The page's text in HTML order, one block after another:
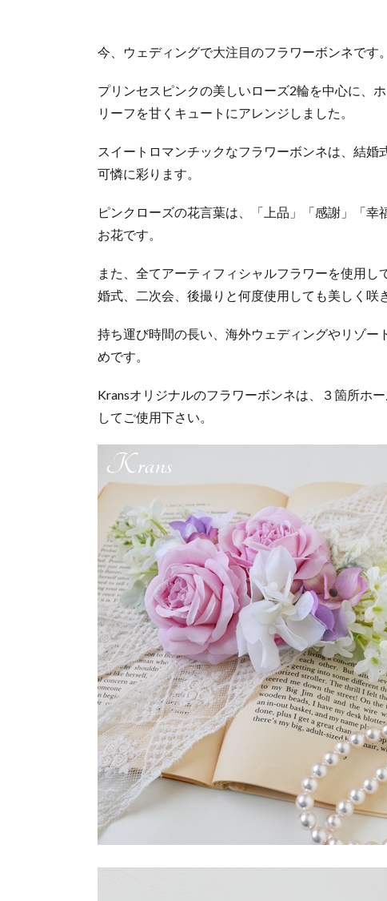
の
ラ
ワ
ー
ン
ネ
プリ
ンセ
スピ
ロー
ズの
ワー
ネの
購入
今、ウェディングで大注目のフラワーボンネです。
プリンセスピンクの美しいローズ2輪を中心に、
リーフを甘くキュートにアレンジしました。
スイートロマンチックなフラワーボンネは、結婚
可憐に彩ります。
ピンクローズの花言葉は、「上品」「感謝」「
お花です。
また、全てアーティフィシャルフラワーを使用
婚式、二次会、後撮りと何度使用しても美しく咲
持ち運び時間の長い、海外ウェディングやリゾ
めです。
Kransオリジナルのフラワーボンネは、３箇所ホ
してご使用下さい。